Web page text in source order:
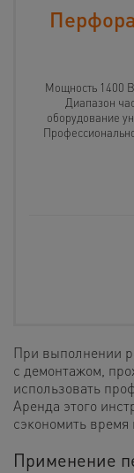
Мощность 1400
Диапазон
оборудование
При выполнении
с демонтажом,
использовать
Аренда этого
сэкономить время
Применение